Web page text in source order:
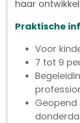
haar
Praktische
Voor
7 tot 9